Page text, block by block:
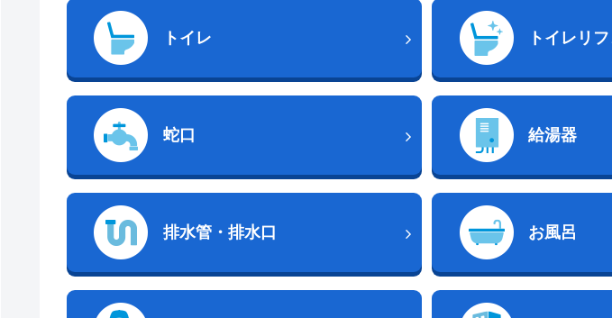
トイレ トイレリ
蛇口 給湯器
排水管・排水口 お風呂